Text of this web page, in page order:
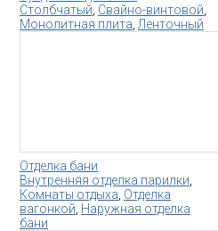
Столбчатый Свайно-винтовой
Монолитная плита Ленточный
Отделка бани
Внутренняя отделка парилки
Комнаты отдыха Отделка
вагонкой Наружная отделка
бани